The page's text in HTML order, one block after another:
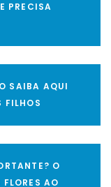
PRECISA
SAIBA AQUI
FILHOS
O
AO